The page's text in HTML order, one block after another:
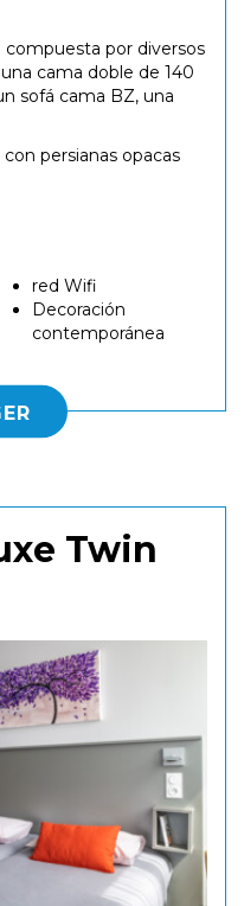
compuesta por diversos
cama doble de 140
sofá cama BZ, una
persianas opacas
red Wifi
Decoración
contemporánea
Twin